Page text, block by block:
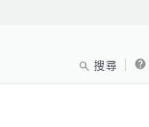
搜尋